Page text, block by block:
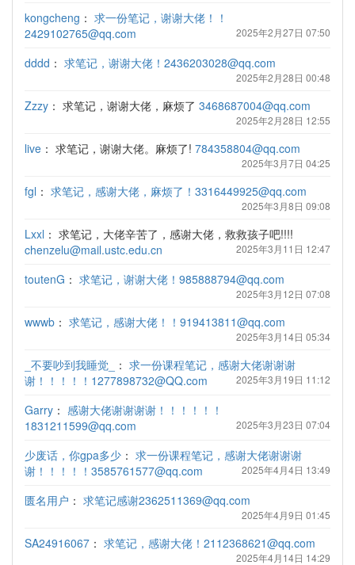
kongcheng ： 求一份笔记，谢谢大佬！！
2429102765@qq.com
2025年2月27日 07:50
dddd ： 求笔记，谢谢大佬！2436203028@qq.com
2025年2月28日 00:48
Zzzy ： 求笔记，谢谢大佬，麻烦了 3468687004@qq.com
2025年2月28日 12:55
live ： 求笔记，谢谢大佬。麻烦了! 784358804@qq.com
2025年3月7日 04:25
fgl ： 求笔记，感谢大佬，麻烦了！3316449925@qq.com
2025年3月8日 09:08
Lxxl ： 求笔记，大佬辛苦了，感谢大佬，救救孩子吧!!!!
chenzelu@mail.ustc.edu.cn
2025年3月11日 12:47
toutenG ： 求笔记，谢谢大佬！985888794@qq.com
2025年3月12日 07:08
wwwb ： 求笔记，感谢大佬！！919413811@qq.com
2025年3月14日 05:34
_不要吵到我睡觉_ ： 求一份课程笔记，感谢大佬谢谢谢
谢！！！！！1277898732@QQ.com
2025年3月19日 11:12
Garry ： 感谢大佬谢谢谢谢！！！！！！
1831211599@qq.com
2025年3月23日 07:04
少废话，你gpa多少 ： 求一份课程笔记，感谢大佬谢谢谢
谢！！！！！3585761577@qq.com
2025年4月4日 13:49
匮名用户 ： 求笔记感谢2362511369@qq.com
2025年4月9日 01:45
SA24916067 ： 求笔记，感谢大佬！2112368621@qq.com
2025年4月14日 14:29